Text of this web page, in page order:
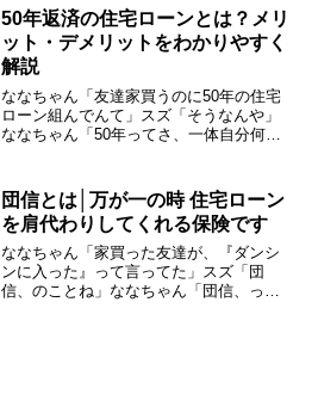
ろ？」今日は、「住宅ローンの審査」の
知識をひとつ＋（プラス）し...
50年返済の住宅ローンとは？メリ
ット・デメリットをわかりやすく
解説
ななちゃん「友達家買うのに50年の住宅
ローン組んでんて」スズ「そうなんや」
ななちゃん「50年ってさ、一体自分何歳
ーン」の知識をひとつ＋（プラス）して
いきましょう以前の住...
団信とは│万が一の時 住宅ローン
を肩代わりしてくれる保険です
ななちゃん「家買った友達が、『ダンシ
ンに入った』って言ってた」スズ「団
信、のことね」ななちゃん「団信、って